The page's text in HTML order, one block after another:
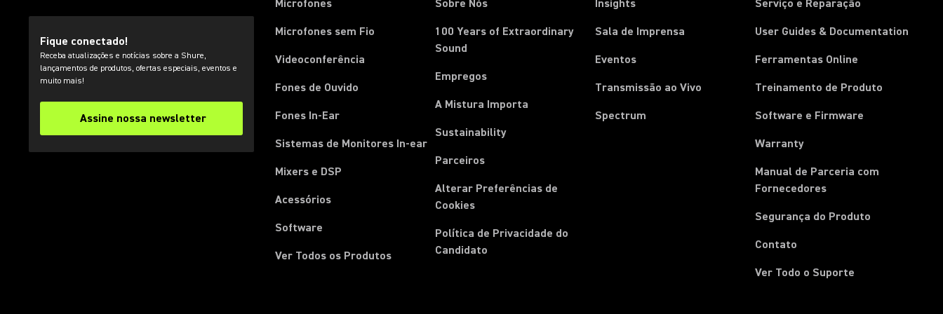
Fique conectado!
Receba atualizações e notícias sobre a Shure,
lançamentos de produtos, ofertas especiais, eventos e
muito mais!
Assine nossa newsletter
Microfones
Microfones sem Fio
Videoconferência
Fones de Ouvido
Fones In-Ear
Sistemas de Monitores In-ear
Mixers e DSP
Acessórios
Software
Ver Todos os Produtos
Sobre Nós
100 Years of Extraordinary
Sound
Empregos
A Mistura Importa
Sustainability
Parceiros
Alterar Preferências de
Cookies
Política de Privacidade do
Candidato
Insights
Sala de Imprensa
Eventos
Transmissão ao Vivo
Spectrum
Serviço e Reparação
User Guides & Documentation
Ferramentas Online
Treinamento de Produto
Software e Firmware
Warranty
Manual de Parceria com
Fornecedores(Opens in a new tab)
Segurança do Produto
Contato
Ver Todo o Suporte